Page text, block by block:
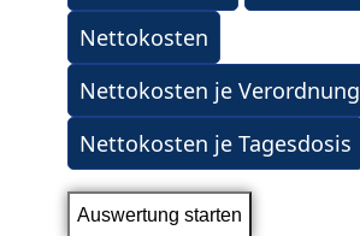
Nettokosten
Nettokosten je Verordnung
Nettokosten je Tagesdosis